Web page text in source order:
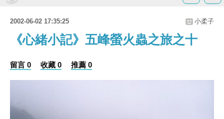
2002-06-02 17:35:25 小柔子
《心緒小記》五峰螢火蟲之旅之十
留言 0 收藏 0 推薦 0